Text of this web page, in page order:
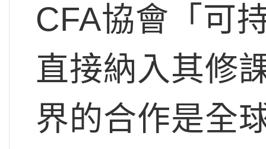
CFA協會「可
直接納入其修
界的合作是全